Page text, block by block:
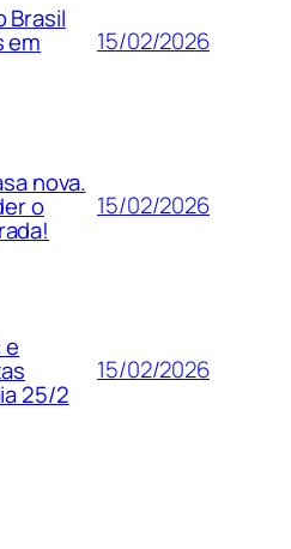
Brasil
em 15/02/2026
nova.
o 15/02/2026
e
25/2
15/02/2026